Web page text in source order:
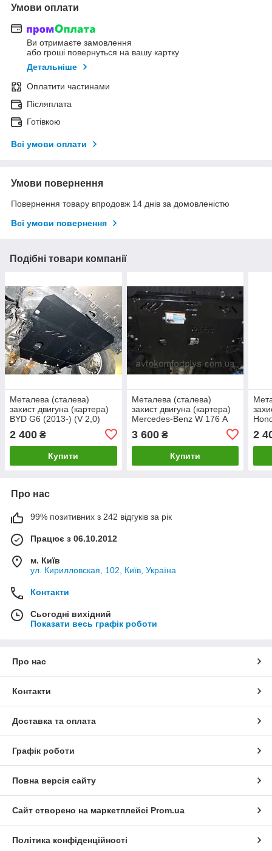
Умови оплати
Ви отримаєте замовлення
або гроші повернуться на вашу картку
Детальніше
Оплатити частинами
Післяплата
Готівкою
Всі умови оплати
Умови повернення
Повернення товару впродовж 14 днів за домовленістю
Всі умови повернення
Подібні товари компанії
Металева (сталева)
захист двигуна (картера)
BYD G6 (2013-) (V 2,0)
2 400 ₴
Купити
Металева (сталева)
захист двигуна (картера)
Mercedes-Benz W 176 А
3 600₴
Купити
2
Про нас
99% позитивних з 242 відгуків за рік
Працює з 06.10.2012
м. Київ
ул. Кирилловская, 102, Київ, Україна
Контакти
Сьогодні вихідний
Показати весь графік роботи
Про нас
Контакти
Доставка та оплата
Графік роботи
Повна версія сайту
Сайт створено на маркетплейсі Prom.ua
Політика конфіденційності